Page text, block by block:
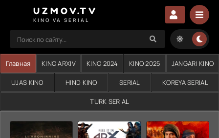
UZMOV.TV
KINO VA SERIAL
Главная KINO ARXIV KINO 2024 KINO 2025 JANGARI KINO
UJAS KINO HIND KINO SERIAL KOREYA SERIAL
TURK SERIAL